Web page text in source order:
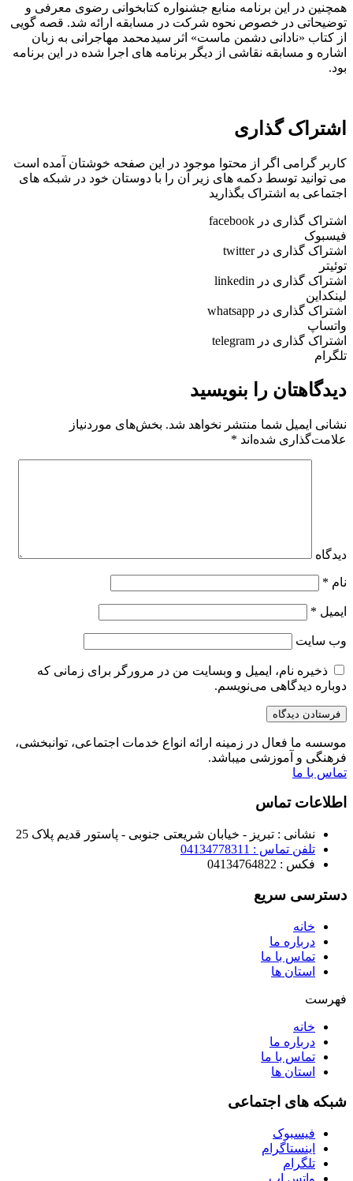
همچنین در این برنامه منابع جشنواره کتابخوانی رضوی معرفی و
توضیحاتی در خصوص نحوه شرکت در مسابقه ارائه شد. قصه گویی
از کتاب «نادانی دشمن ماست» اثر سیدمحمد مهاجرانی به زبان
اشاره و مسابقه نقاشی از دیگر برنامه های اجرا شده در این برنامه
بود.
اشتراک گذاری
کاربر گرامی اگر از محتوا موجود در این صفحه خوشتان آمده است
می توانید توسط دکمه های زیر آن را با دوستان خود در شبکه های
اجتماعی به اشتراک بگذارید
اشتراک گذاری در facebook
فیسبوک
اشتراک گذاری در twitter
توئیتر
اشتراک گذاری در linkedin
لینکداین
اشتراک گذاری در whatsapp
واتساپ
اشتراک گذاری در telegram
تلگرام
دیدگاهتان را بنویسید
نشانی ایمیل شما منتشر نخواهد شد. بخش‌های موردنیاز
علامت‌گذاری شده‌اند *
دیدگاه
نام *
ایمیل *
وب‌ سایت
ذخیره نام، ایمیل و وبسایت من در مرورگر برای زمانی که
دوباره دیدگاهی می‌نویسم.
موسسه ما فعال در زمینه ارائه انواع خدمات اجتماعی، توانبخشی،
فرهنگی و آموزشی میباشد.
تماس با ما
اطلاعات تماس
نشانی : تبریز - خیابان شریعتی جنوبی - پاستور قدیم پلاک 25
تلفن تماس : 04134778311
فکس : 04134764822
دسترسی سریع
خانه
درباره ما
تماس با ما
استان ها
فهرست
خانه
درباره ما
تماس با ما
استان ها
شبکه های اجتماعی
فیسبوک
اینستاگرام
تلگرام
واتس اپ